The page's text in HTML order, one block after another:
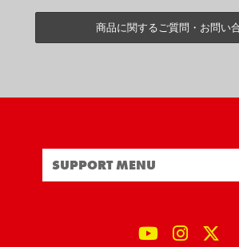
商品に関するご質問・お問い
SUPPORT MENU